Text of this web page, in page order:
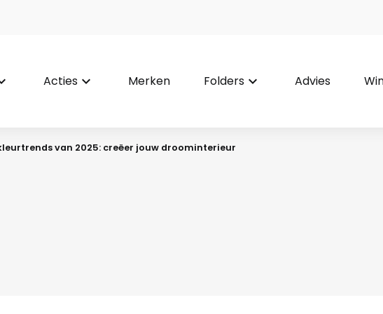
Acties keyboard_arrow_down Merken Folders keyboard_arrow_down Advies
van 2025: creëer jouw droominterieur